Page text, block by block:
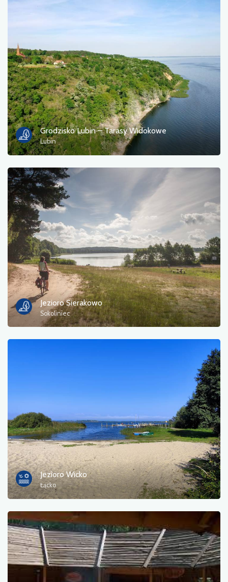
Grodzisko Lubin – Tarasy Widokowe
Lubin
Jezioro Sierakowo
Sokoliniec
Jezioro Wicko
Łącko